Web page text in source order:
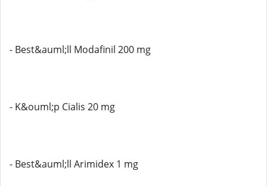
- Best&auml;ll Modafinil 200 mg
- K&ouml;p Cialis 20 mg
- Best&auml;ll Arimidex 1 mg